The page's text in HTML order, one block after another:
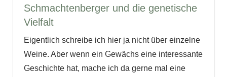
Schmachtenberger und die genetische
Vielfalt
Eigentlich schreibe ich hier ja nicht über einzelne
Weine. Aber wenn ein Gewächs eine interessante
Geschichte hat, mache ich da gerne mal eine